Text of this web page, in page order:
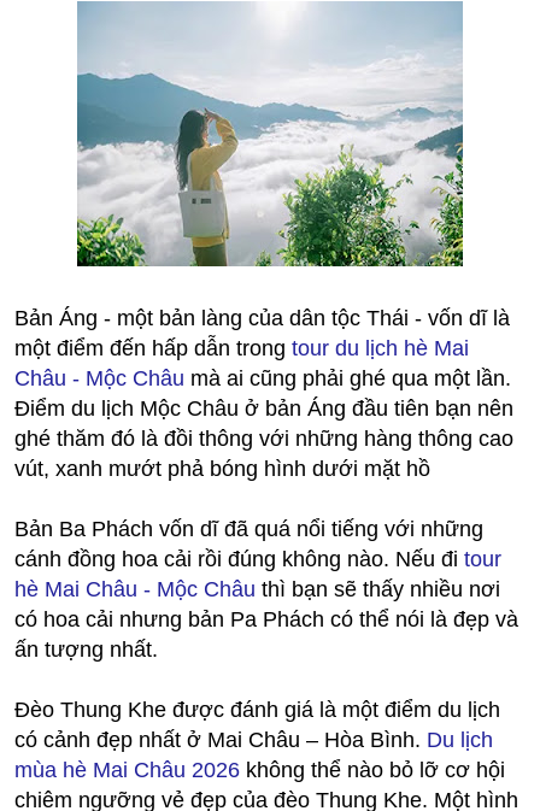
Bản Áng - một bản làng của dân tộc Thái - vốn dĩ là
một điểm đến hấp dẫn trong tour du lịch hè Mai
Châu - Mộc Châu mà ai cũng phải ghé qua một lần.
Điểm du lịch Mộc Châu ở bản Áng đầu tiên bạn nên
ghé thăm đó là đồi thông với những hàng thông cao
vút, xanh mướt phả bóng hình dưới mặt hồ
Bản Ba Phách vốn dĩ đã quá nổi tiếng với những
cánh đồng hoa cải rồi đúng không nào. Nếu đi tour
hè Mai Châu - Mộc Châu thì bạn sẽ thấy nhiều nơi
có hoa cải nhưng bản Pa Phách có thể nói là đẹp và
ấn tượng nhất.
Đèo Thung Khe được đánh giá là một điểm du lịch
có cảnh đẹp nhất ở Mai Châu – Hòa Bình. Du lịch
mùa hè Mai Châu 2026 không thể nào bỏ lỡ cơ hội
chiêm ngưỡng vẻ đẹp của đèo Thung Khe. Một hình